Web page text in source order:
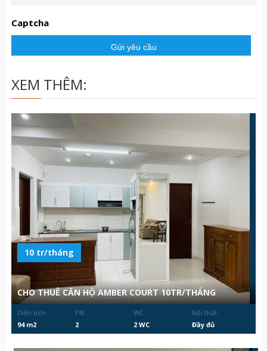
c
ầ
Captcha
XEM THÊM:
10 tr/tháng
CHO THUÊ CĂN HỘ AMBER COURT 10TR/THÁNG
Diện tích:
94 m2
PN:
2
WC:
2 WC
Nội thất:
Đầy đủ